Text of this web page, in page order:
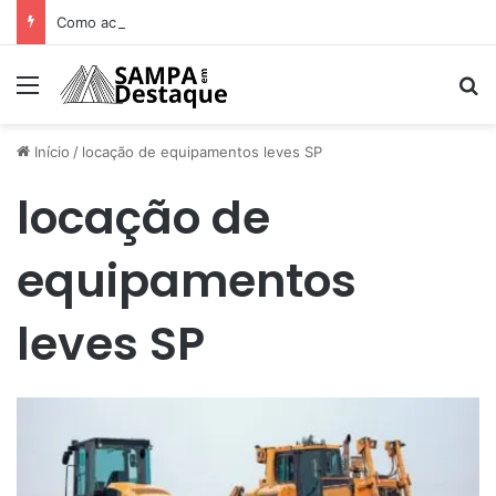
Menu
Início / locação de equipamentos leves SP
locação de
equipamentos
leves SP